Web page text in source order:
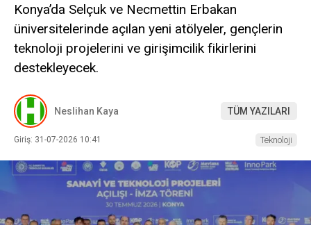
Konya’da Selçuk ve Necmettin Erbakan
üniversitelerinde açılan yeni atölyeler, gençlerin
teknoloji projelerini ve girişimcilik fikirlerini
destekleyecek.
Neslihan Kaya TÜM YAZILARI
Giriş: 31-07-2026 10:41 Teknoloji